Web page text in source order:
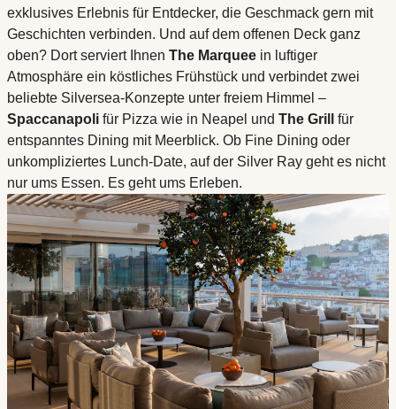
exklusives Erlebnis für Entdecker, die Geschmack gern mit
Geschichten verbinden. Und auf dem offenen Deck ganz
oben? Dort serviert Ihnen The Marquee in luftiger
Atmosphäre ein köstliches Frühstück und verbindet zwei
beliebte Silversea-Konzepte unter freiem Himmel –
Spaccanapoli für Pizza wie in Neapel und The Grill
für
entspanntes Dining mit Meerblick. Ob Fine Dining oder
unkompliziertes Lunch-Date, auf der Silver Ray geht es nicht
nur ums Essen. Es geht ums Erleben.